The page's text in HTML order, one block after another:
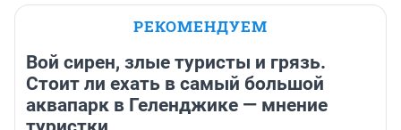
РЕКОМЕНДУЕМ
Вой сирен, злые туристы и грязь.
Стоит ли ехать в самый большой
аквапарк в Геленджике — мнение